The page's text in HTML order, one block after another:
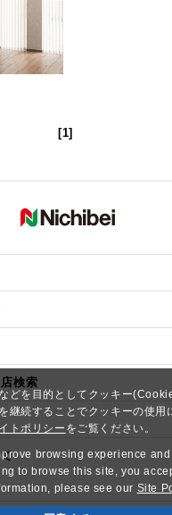
どを目的としてクッキー
継続することでクッキーの使用
トポリシー をご覧ください。
browsing experience
to browse this site, you
please see our Site
[1]
検索